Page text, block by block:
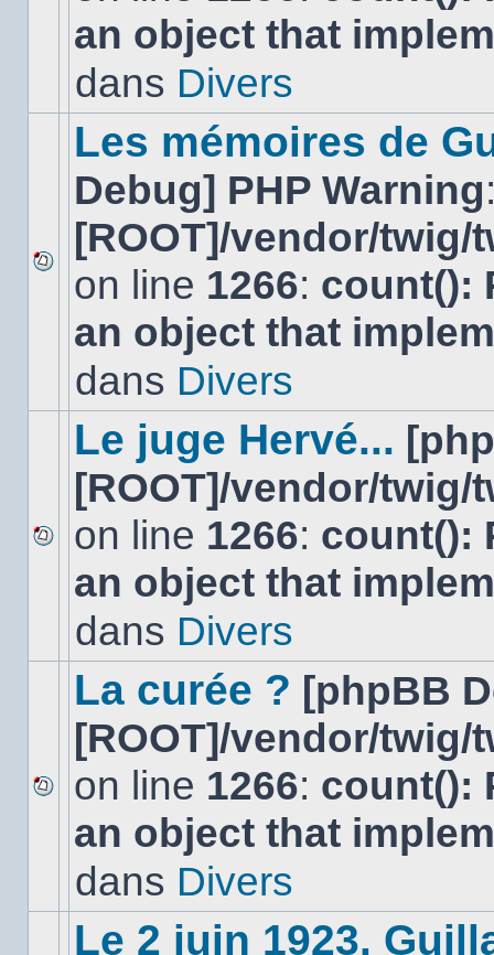
message
non-
dans
an object that
dans Divers
Aucun
nouveau
message
non-
dans
Les mémoires de
Debug] PHP Warning
[ROOT]/vendor/
on line 1266: count():
an object that
dans Divers
Aucun
nouveau
message
Le juge Hervé...
[ROOT]/vendor/
on line 1266: count():
an object that
dans Divers
Aucun
nouveau
message
La curée ? [phpBB
[ROOT]/vendor/
on line 1266: count():
an object that
dans Divers
Le 2 juin 1923.